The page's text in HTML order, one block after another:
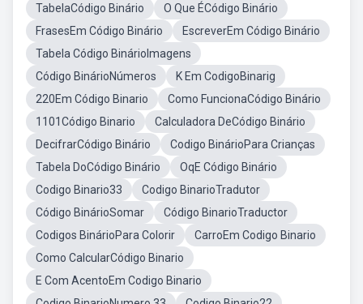
TabelaCódigo Binário
O Que ÉCódigo Binário
FrasesEm Código Binário
EscreverEm Código Binário
Tabela Código BinárioImagens
Código BinárioNúmeros
K Em CodigoBinarig
220Em Código Binario
Como FuncionaCódigo Binário
1101Código Binario
Calculadora DeCódigo Binário
DecifrarCódigo Binário
Codigo BinárioPara Crianças
Tabela DoCódigo Binário
OqE Código Binário
Codigo Binario33
Codigo BinarioTradutor
Código BinárioSomar
Código BinarioTraductor
Codigos BinárioPara Colorir
CarroEm Codigo Binario
Como CalcularCódigo Binario
E Com AcentoEm Codigo Binario